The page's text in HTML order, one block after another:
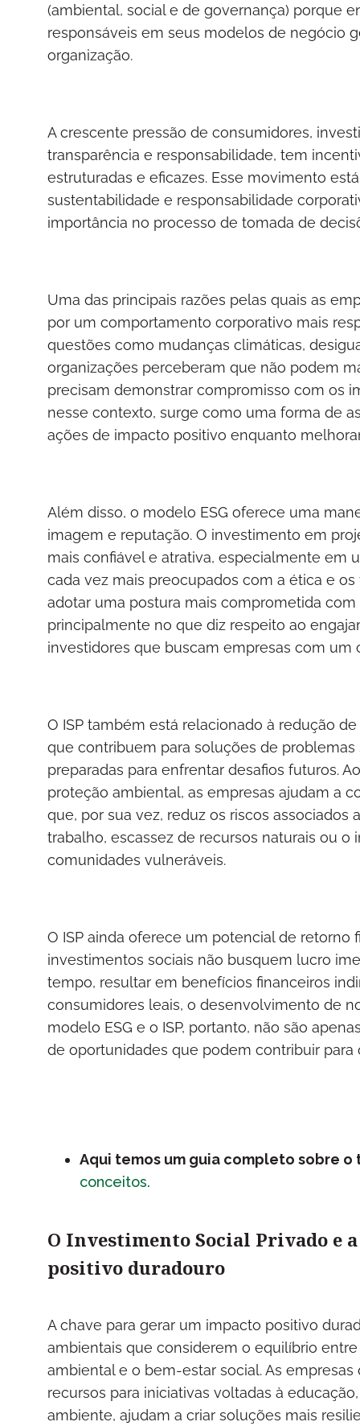
(ambiental, social e de governança) porque
responsáveis em seus modelos de negócio
organização.
A crescente pressão de consumidores,
transparência e responsabilidade, tem
estruturadas e eficazes. Esse movimento
sustentabilidade e responsabilidade
importância no processo de tomada de
Uma das principais razões pelas quais as
por um comportamento corporativo mais
questões como mudanças climáticas,
organizações perceberam que não podem
precisam demonstrar compromisso com os
nesse contexto, surge como uma forma de
ações de impacto positivo enquanto
Além disso, o modelo ESG oferece uma
imagem e reputação. O investimento em
mais confiável e atrativa, especialmente em
cada vez mais preocupados com a ética e
adotar uma postura mais comprometida
principalmente no que diz respeito ao
investidores que buscam empresas com
O ISP também está relacionado à redução
que contribuem para soluções de
preparadas para enfrentar desafios futuros.
proteção ambiental, as empresas ajudam a
que, por sua vez, reduz os riscos
trabalho, escassez de recursos naturais ou
comunidades vulneráveis.
O ISP ainda oferece um potencial de retorno
investimentos sociais não busquem lucro
tempo, resultar em benefícios financeiros
consumidores leais, o desenvolvimento de
modelo ESG e o ISP, portanto, não são
de oportunidades que podem contribuir
Aqui temos um guia completo sobre o
conceitos.
O Investimento Social Privado e
positivo duradouro
A chave para gerar um impacto positivo
ambientais que considerem o equilíbrio
ambiental e o bem-estar social. As
recursos para iniciativas voltadas à
ambiente, ajudam a criar soluções mais